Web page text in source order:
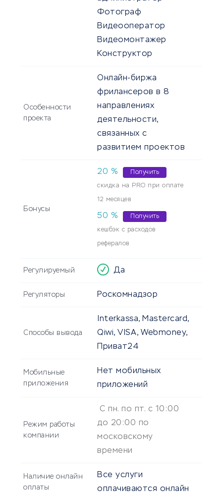
Фотограф
Видеооператор
Видеомонтажер
Конструктор
Особенности
проекта
Онлайн-биржа
фрилансеров в 8
направлениях
деятельности,
связанных с
развитием проектов
Бонусы
20 % Получить
скидка на PRO при оплате
12 месяцев
50 % Получить
кешбэк с расходов
рефералов
Регулируемый Да
Регуляторы Роскомнадзор
Способы вывода
Interkassa, Mastercard,
Qiwi, VISA, Webmoney,
Приват24
Мобильные
приложения
Нет мобильных
приложений
Режим работы
компании
С пн. по пт. с 10:00
до 20:00 по
московскому
времени
Наличие онлайн
оплаты
Все услуги
оплачиваются онлайн